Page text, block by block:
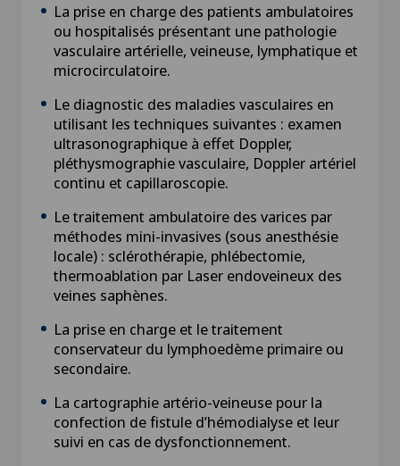
La prise en charge des patients ambulatoires
ou hospitalisés présentant une pathologie
vasculaire artérielle, veineuse, lymphatique et
microcirculatoire.
Le diagnostic des maladies vasculaires en
utilisant les techniques suivantes : examen
ultrasonographique à effet Doppler,
pléthysmographie vasculaire, Doppler artériel
continu et capillaroscopie.
Le traitement ambulatoire des varices par
méthodes mini-invasives (sous anesthésie
locale) : sclérothérapie, phlébectomie,
thermoablation par Laser endoveineux des
veines saphènes.
La prise en charge et le traitement
conservateur du lymphoedème primaire ou
secondaire.
La cartographie artério-veineuse pour la
confection de fistule d’hémodialyse et leur
suivi en cas de dysfonctionnement.